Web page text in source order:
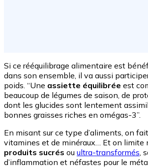
Si ce rééquilibrage alimentaire est
dans son ensemble, il va aussi
poids. “Une assiette équilibrée est
beaucoup de légumes de saison, de
dont les glucides sont lentement
bonnes graisses riches en omégas-3”.
En misant sur ce type d’aliments, on
vitamines et de minéraux… Et on limite
produits sucrés ou ultra-transformés,
d’inflammation et néfastes pour le